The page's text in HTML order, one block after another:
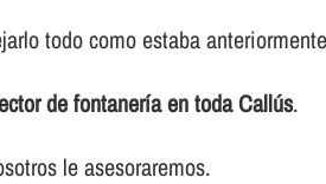
todo como estaba
de fontanerí­a en toda Callús.
le asesoraremos.